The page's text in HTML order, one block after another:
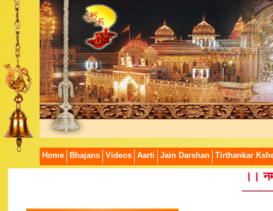
Home Bhajans Videos Aarti Jain Darshan Tirthankar
।।